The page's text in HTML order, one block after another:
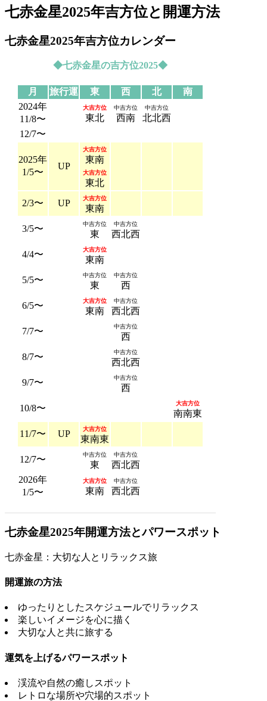
七赤金星2025年吉方位と開運方法
七赤金星2025年吉方位カレンダー
◆七赤金星の吉方位2025◆
月 旅行運 東 西 北
南
2024年
11/8〜
大吉方位
東北
中吉方位
西南
中吉方位
北北西
12/7〜
2025年
1/5〜
UP
大吉方位
東南
大吉方位
東北
2/3〜
UP 大吉方位
東南
3/5〜
中吉方位
東
中吉方位
西北西
4/4〜
大吉方位
東南
5/5〜
中吉方位
東
中吉方位
西
6/5〜
大吉方位
東南
中吉方位
西北西
7/7〜
中吉方位
西
8/7〜
中吉方位
西北西
9/7〜
中吉方位
西
10/8〜
大吉方位
南南東
11/7〜
UP 大吉方位
東南東
12/7〜
中吉方位
東
中吉方位
西北西
2026年
1/5〜
大吉方位
東南
中吉方位
西北西
七赤金星2025年開運方法とパワースポット
七赤金星：大切な人とリラックス旅
開運旅の方法
ゆったりとしたスケジュールでリラックス
楽しいイメージを心に描く
大切な人と共に旅する
運気を上げるパワースポット
渓流や自然の癒しスポット
レトロな場所や穴場的スポット